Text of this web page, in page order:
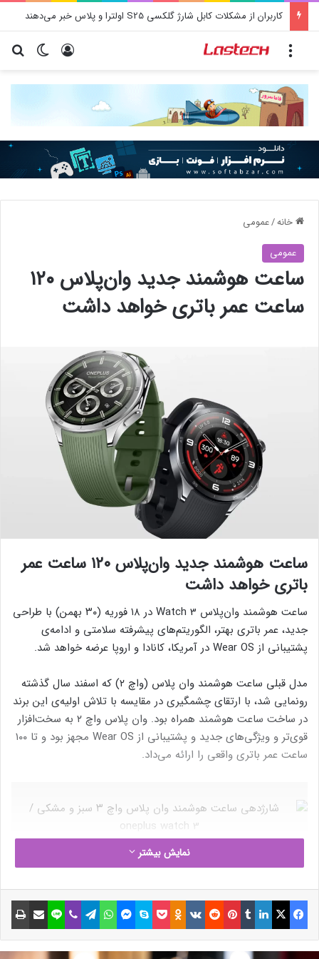
کاربران از مشکلات کابل شارژ گلکسی S25 اولترا و پلاس خبر می‌دهند
تغییر ورود
خانه/عمومی
عمومی
ساعت هوشمند جدید وان‌پلاس ۱۲۰
ساعت عمر باتری خواهد داشت
ساعت هوشمند جدید وان‌پلاس ۱۲۰ ساعت عمر
باتری خواهد داشت
ساعت هوشمند وان‌پلاس Watch 3 در ۱۸ فوریه (۳۰ بهمن) با طراحی
جدید، عمر باتری بهتر، الگوریتم‌های پیشرفته سلامتی و ادامه‌ی
پشتیبانی از Wear OS در آمریکا، کانادا و اروپا عرضه خواهد شد.
مدل قبلی ساعت هوشمند وان پلاس (واچ ۲) که اسفند سال گذشته
رونمایی شد، با ارتقای چشمگیری در مقایسه با تلاش اولیه‌ی این برند
در ساخت ساعت هوشمند همراه بود. وان پلاس واچ ۲ به سخت‌افزار
قوی‌تر و ویژگی‌های جدید و پشتیبانی از Wear OS مجهز بود و تا ۱۰۰
ساعت عمر باتری واقعی را ارائه می‌داد.
نگاهی به تکنولایف در آستانه ۱۵
سالگی!
نمایش بیشتر
فیسبوک ایکس لینکداین تامبلر پینتریست Reddit
VKontakte
Odnoklassniki پاکت اسکایپ مسنجر واتس آپ تلگرام وایبر لاین اشتراک گذاری با ایمیل